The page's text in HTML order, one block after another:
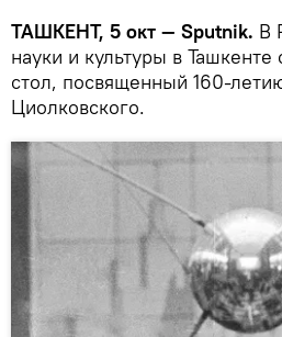
ТАШКЕНТ, 5 окт — Sputnik. В
науки и культуры в Ташкенте
стол, посвященный 160-
Циолковского.